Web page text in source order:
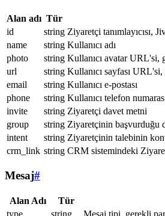
Alan adı Tür
id
string Ziyaretçi tanımlayıcısı,
name
string Kullanıcı adı
photo
string Kullanıcı avatar URL'si,
url
string Kullanıcı sayfası
email
string Kullanıcı e-postası
phone
string Kullanıcı telefon
invite
string Ziyaretçi davet metni
group
string Ziyaretçinin başvurduğu
intent
string Ziyaretçinin talebinin
crm_link string CRM sistemindeki
Mesaj#
Alan Adı Tür
type
string Mesaj tipi, gerekli